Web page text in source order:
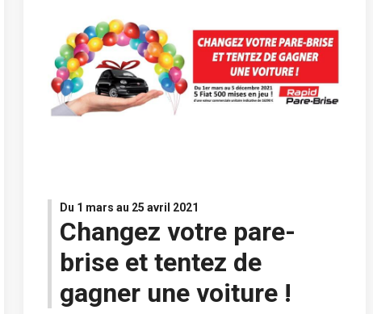
Du 1 mars au 25 avril 2021
Changez votre pare-
brise et tentez de
gagner une voiture !